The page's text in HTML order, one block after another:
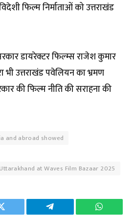
फिल्म निर्माताओं को उत्तराखंड
डायरेक्टर फिल्म्स राजेश कुमार
भी उत्तराखंड पवेलियन का भ्रमण
की फिल्म नीति की सराहना की
and abroad showed
at Waves Film Bazaar 2025
Twitter Telegram